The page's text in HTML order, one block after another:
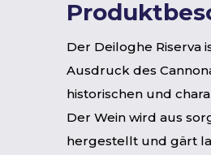
Der Deiloghe Riserva
Ausdruck des
historischen und
Der Wein wird aus
hergestellt und gärt